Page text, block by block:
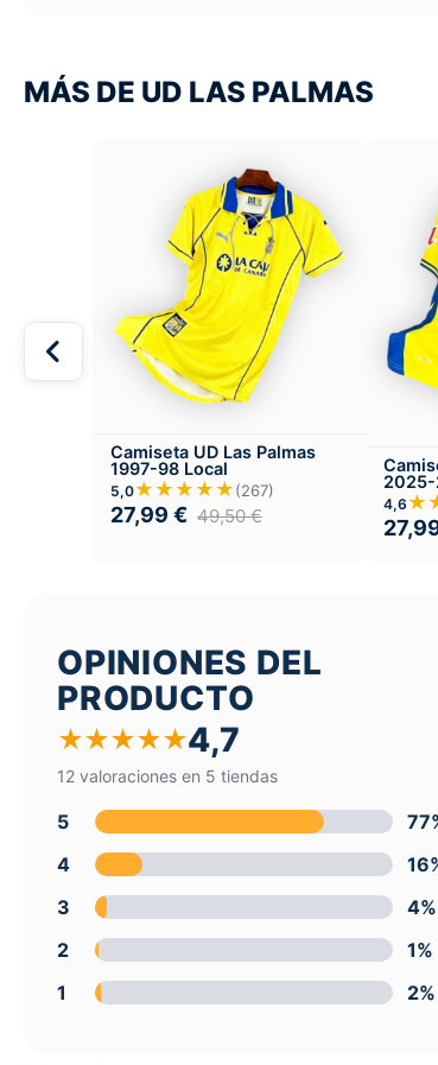
MÁS DE UD LAS PALMAS
Camiseta UD Las Palmas
1997-98 Local
5,0★★★★★(267)
27,99 € 49,50€
2025-
4,6
OPINIONES DEL
PRODUCTO
★★★★★4,7
12 valoraciones en 5 tiendas
5
4
3
4%
2
1%
1
2%